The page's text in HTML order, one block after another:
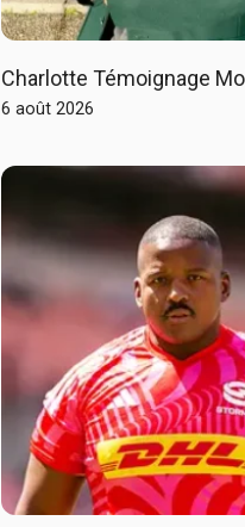
Charlotte Témoignage
6 août 2026